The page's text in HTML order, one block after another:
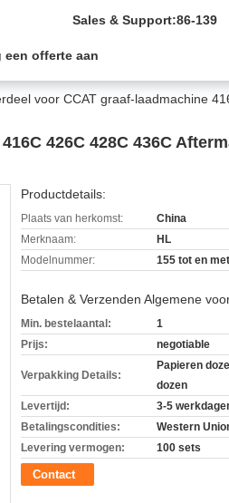
Sales & Support:86-139
een offerte aan
voor CCAT graaf-laadmachine
426C 428C 436C
Productdetails:
Plaats van herkomst:
China
Merknaam:
HL
Modelnummer:
155 tot en
Betalen & Verzenden Algemene
Min. bestelaantal:
1
Prijs:
negotiable
Verpakking Details:
Papieren
dozen
Levertijd:
3-5
Betalingscondities:
Western
Levering vermogen:
100 sets
Contact